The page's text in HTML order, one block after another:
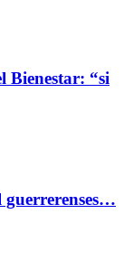
Bienestar: “si
guerrerenses…